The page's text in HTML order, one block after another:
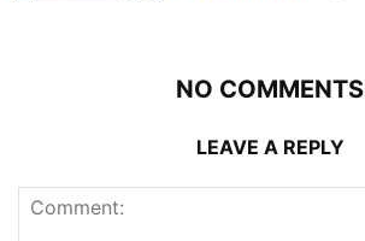
NO COMMENTS
LEAVE A REPLY